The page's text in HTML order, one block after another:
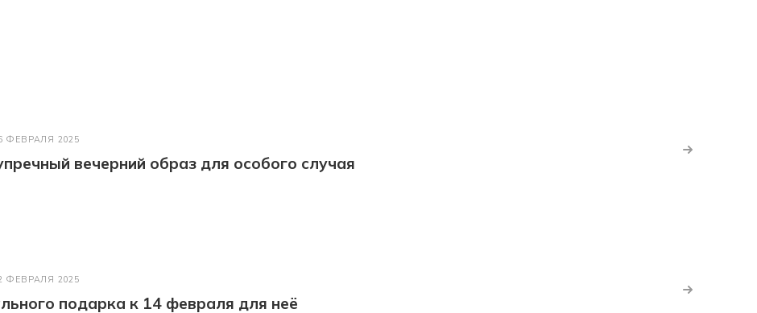
ФЕВРАЛЯ 2025
вечерний образ для особого случая
ФЕВРАЛЯ 2025
подарка к 14 февраля для неё